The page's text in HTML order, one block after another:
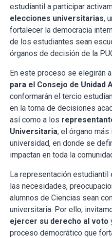
estudiantil a participar
elecciones universitarias,
fortalecer la democracia
de los estudiantes sean
órganos de decisión de la
En este proceso se elegirán a
para el Consejo de Unidad
conformarán el tercio
en la toma de decisiones
así como a los
Universitaria, el órgano
universidad, en donde se
impactan en toda la
La representación estudiantil
las necesidades,
alumnos de Ciencias sean
universitaria. Por ello,
ejercer su derecho al voto
proceso democrático que